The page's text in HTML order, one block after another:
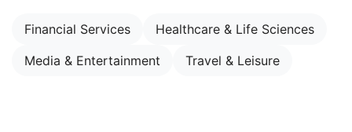
Financial Services
Healthcare & Life Sciences
Media & Entertainment
Travel & Leisure